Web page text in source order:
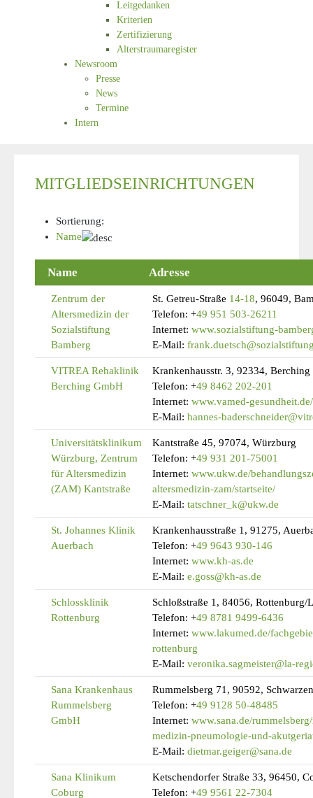
Leitgedanken
Kriterien
Zertifizierung
Alterstraumaregister
Newsroom
Presse
News
Termine
Intern
MITGLIEDSEINRICHTUNGEN
Sortierung:
Name
Name Adresse
Zentrum der
Altersmedizin der
Sozialstiftung
Bamberg
St. Getreu-Straße 14-18, 96049,
Telefon: +49 951 503-26211
Internet: www.sozialstiftung-
E-Mail:
VITREA Rehaklinik
Berching GmbH
Krankenhausstr. 3, 92334, Berching
Telefon: +49 8462 202-201
Internet: www.vamed-
E-Mail: hannes-
Universitätsklinikum
Würzburg, Zentrum
für Altersmedizin
(ZAM) Kantstraße
Kantstraße 45, 97074, Würzburg
Telefon: +49 931 201-75001
Internet: www.ukw.de/
altersmedizin-zam/startseite/
E-Mail: tatschner_k@ukw.de
St. Johannes Klinik
Auerbach
Krankenhausstraße 1, 91275,
Telefon: +49 9643 930-146
Internet: www.kh-as.de
E-Mail: e.goss@kh-as.de
Schlossklinik
Rottenburg
Schloßstraße 1, 84056, Rottenburg/
Telefon: +49 8781 9499-6436
Internet: www.lakumed.de/
rottenburg
E-Mail: veronika.sagmeister@la-
Sana Krankenhaus
Rummelsberg
GmbH
Rummelsberg 71, 90592,
Telefon: +49 9128 50-48485
Internet: www.sana.de/
medizin-pneumologie-und-
E-Mail: dietmar.geiger@sana.de
Sana Klinikum
Coburg
Ketschendorfer Straße 33, 96450,
Telefon: +49 9561 22-7304